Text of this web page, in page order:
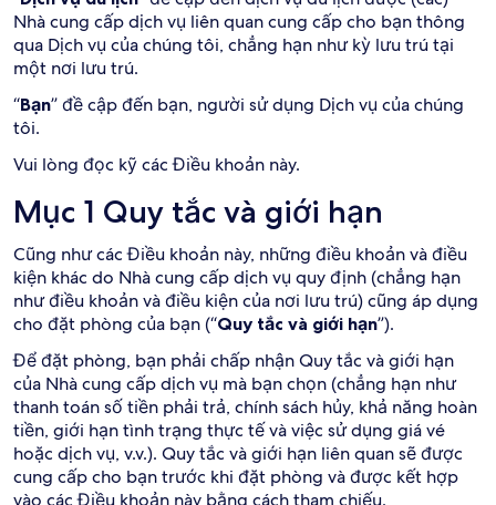
Nhà cung cấp dịch vụ liên quan cung cấp cho bạn thông
qua Dịch vụ của chúng tôi, chẳng hạn như kỳ lưu trú tại
một nơi lưu trú.
“Bạn” đề cập đến bạn, người sử dụng Dịch vụ của chúng
tôi.
Vui lòng đọc kỹ các Điều khoản này.
Mục 1 Quy tắc và giới hạn
Cũng như các Điều khoản này, những điều khoản và điều
kiện khác do Nhà cung cấp dịch vụ quy định (chẳng hạn
như điều khoản và điều kiện của nơi lưu trú) cũng áp dụng
cho đặt phòng của bạn (“Quy tắc và giới hạn”).
Để đặt phòng, bạn phải chấp nhận Quy tắc và giới hạn
của Nhà cung cấp dịch vụ mà bạn chọn (chẳng hạn như
thanh toán số tiền phải trả, chính sách hủy, khả năng hoàn
tiền, giới hạn tình trạng thực tế và việc sử dụng giá vé
hoặc dịch vụ, v.v.). Quy tắc và giới hạn liên quan sẽ được
cung cấp cho bạn trước khi đặt phòng và được kết hợp
vào các Điều khoản này bằng cách tham chiếu.